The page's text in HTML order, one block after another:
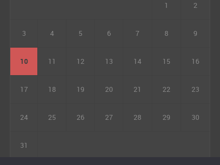
1 2
3 4 5 6 7 8 9
10 11 12 13 14 15 16
17 18 19 20 21 22 23
24 25 26 27 28 29 30
31